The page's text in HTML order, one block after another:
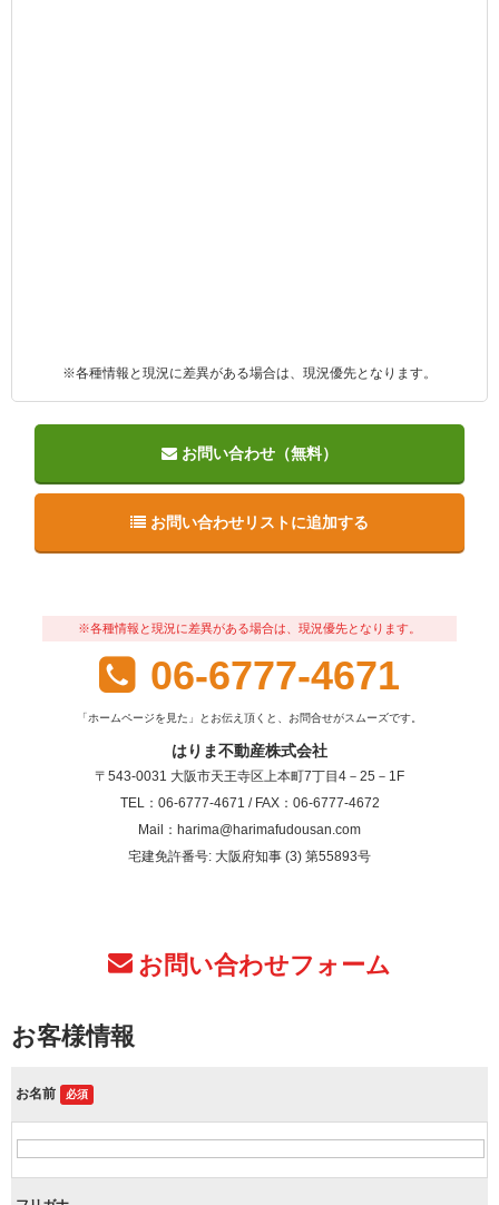
※各種情報と現況に差異がある場合は、現況優先となります。
お問い合わせ（無料）
お問い合わせリストに追加する
※各種情報と現況に差異がある場合は、現況優先となります。
06-6777-4671
「ホームページを見た」とお伝え頂くと、お問合せがスムーズです。
はりま不動産株式会社
〒543-0031 大阪市天王寺区上本町7丁目4－25－1F
TEL：06-6777-4671 / FAX：06-6777-4672
Mail：harima@harimafudousan.com
宅建免許番号: 大阪府知事 (3) 第55893号
お問い合わせフォーム
お客様情報
お名前 必須